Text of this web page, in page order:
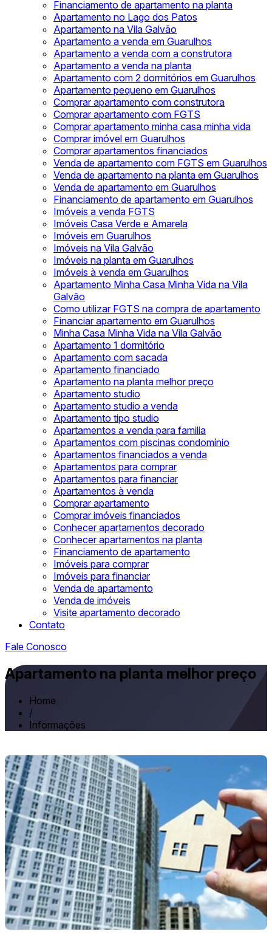
Financiamento de apartamento na planta
Apartamento no Lago dos Patos
Apartamento na Vila Galvão
Apartamento a venda em Guarulhos
Apartamento a venda com a construtora
Apartamento a venda na planta
Apartamento com 2 dormitórios em Guarulhos
Apartamento pequeno em Guarulhos
Comprar apartamento com construtora
Comprar apartamento com FGTS
Comprar apartamento minha casa minha vida
Comprar imóvel em Guarulhos
Comprar apartamentos financiados
Venda de apartamento com FGTS em Guarulhos
Venda de apartamento na planta em Guarulhos
Venda de apartamento em Guarulhos
Financiamento de apartamento em Guarulhos
Imóveis a venda FGTS
Imóveis Casa Verde e Amarela
Imóveis em Guarulhos
Imóveis na Vila Galvão
Imóveis na planta em Guarulhos
Imóveis à venda em Guarulhos
Apartamento Minha Casa Minha Vida na Vila
Galvão
Como utilizar FGTS na compra de apartamento
Financiar apartamento em Guarulhos
Minha Casa Minha Vida na Vila Galvão
Apartamento 1 dormitório
Apartamento com sacada
Apartamento financiado
Apartamento na planta melhor preço
Apartamento studio
Apartamento studio a venda
Apartamento tipo studio
Apartamentos a venda para familia
Apartamentos com piscinas condomínio
Apartamentos financiados a venda
Apartamentos para comprar
Apartamentos para financiar
Apartamentos à venda
Comprar apartamento
Comprar imóveis financiados
Conhecer apartamentos decorado
Conhecer apartamentos na planta
Financiamento de apartamento
Imóveis para comprar
Imóveis para financiar
Venda de apartamento
Venda de imóveis
Visite apartamento decorado
Contato
Fale Conosco
Apartamento na planta melhor preço
Home
/
Informações